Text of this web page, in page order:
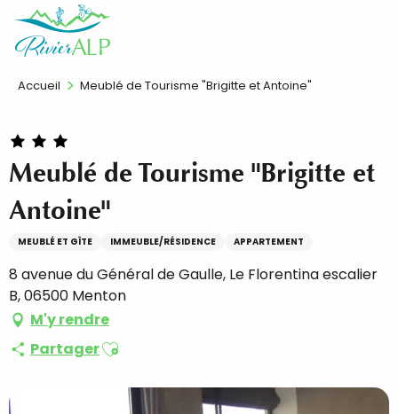
contenu
FR
Accueil Meublé de Tourisme "Brigitte et Antoine"
Meublé de Tourisme "Brigitte et
Antoine"
MEUBLÉ ET GÎTE IMMEUBLE/RÉSIDENCE APPARTEMENT
8 avenue du Général de Gaulle, Le Florentina escalier
B, 06500 Menton
M'y rendre
PartagerAjouter aux favoris